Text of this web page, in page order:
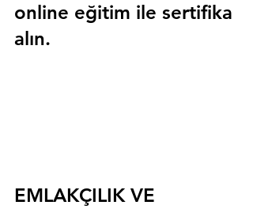
online eğitim ile sertifika
alın.
EMLAKÇILIK VE